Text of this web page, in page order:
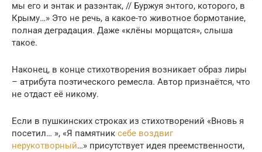
мы его и энтак и разэнтак, // Буржуя энтого, которого, в
Крыму…» Это не речь, а какое-то животное бормотание,
полная деградация. Даже «клёны морщатся», слыша
такое.
Наконец, в конце стихотворения возникает образ лиры
– атрибута поэтического ремесла. Автор признаётся, что
не отдаст её никому.
Если в пушкинских строках из стихотворений «Вновь я
посетил… », «Я памятник себе воздвиг
нерукотворный…» присутствует идея преемственности,